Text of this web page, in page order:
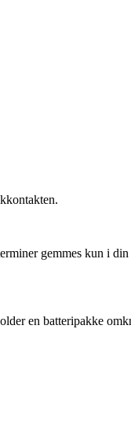
gemmes kun i din
en batteripakke